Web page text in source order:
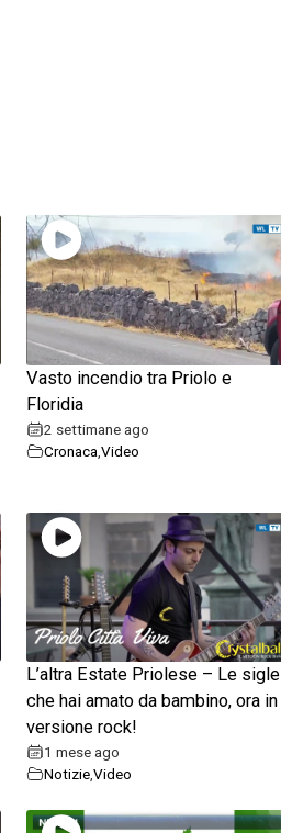
Vasto incendio tra Priolo e
Floridia
2 settimane ago
Cronaca Video
L’altra Estate Priolese – Le sigle
che hai amato da bambino, ora in
versione rock!
1 mese ago
Notizie,Video